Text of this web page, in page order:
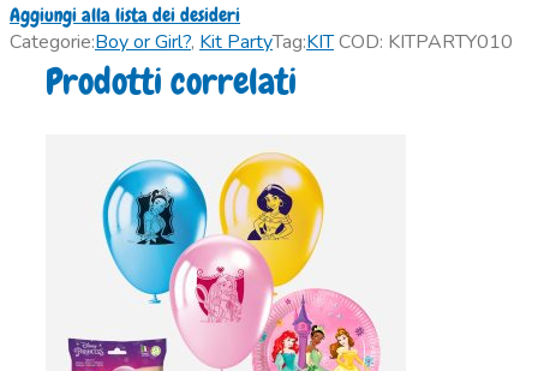
Aggiungi alla lista dei desideri
Categorie:Boy or Girl?, Kit PartyTag:KITCOD: KITPARTY010
Prodotti correlati